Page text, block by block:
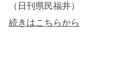
（日刊県民福井）
続きはこちらから